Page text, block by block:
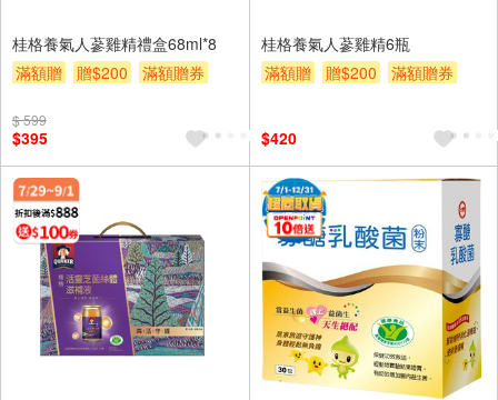
桂格養氣人蔘雞精禮盒68ml*8
滿額贈
贈$200 滿額贈券
$ 599
$395
桂格養氣人蔘雞精6瓶
滿額贈
贈$200 滿額贈券
$420